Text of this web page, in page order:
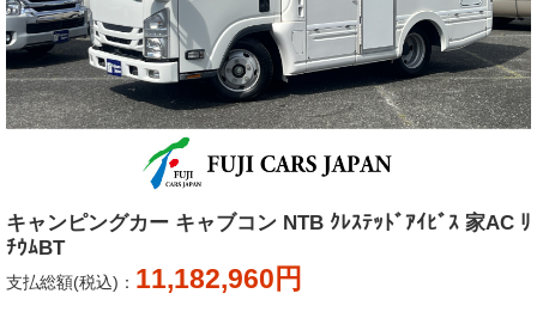
キャンピングカー キャブコン NTB ｸﾚｽﾃｯﾄﾞｱｲﾋﾞｽ 家AC ﾘ
ﾁｳﾑBT
支払総額(税込)： 11,182,960円